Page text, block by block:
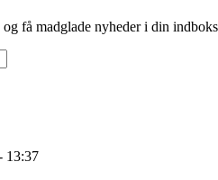
få madglade nyheder i din
13:37